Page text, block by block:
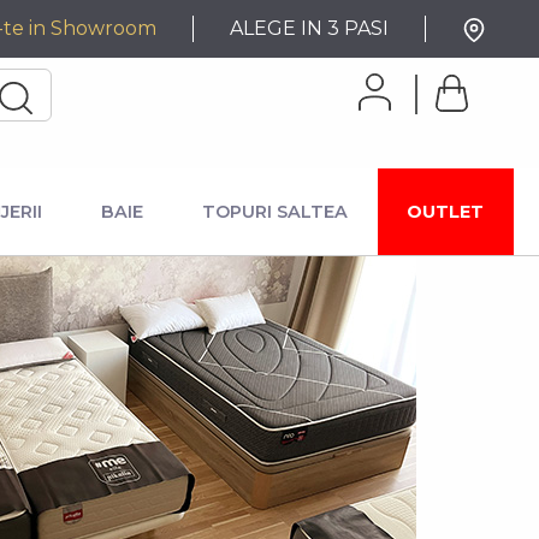
in Showroom ALEGE IN 3 PASI
BAIE TOPURI SALTEA OUTLET